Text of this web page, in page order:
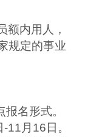
额内用人，
规定的事业
名形式。
月16日。